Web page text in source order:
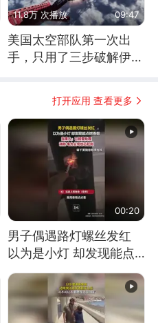
11.8万 次播放 09:47
美国太空部队第一次出
手，只用了三步破解伊朗
打开应用 查看更多
00:20
男子偶遇路灯螺丝发红
以为是小灯 却发现能点
燃香烟 当事人：已报警
处理